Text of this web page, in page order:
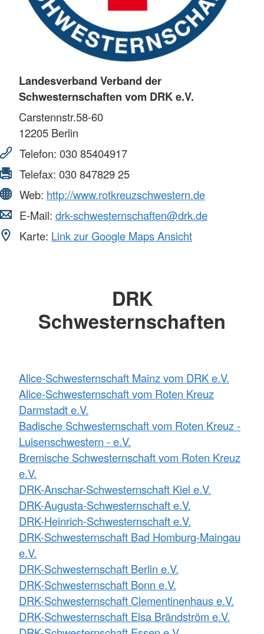
Landesverband Verband der
Schwesternschaften vom DRK e.V.
Carstennstr.58-60
12205 Berlin
Telefon: 030 85404917
Telefax: 030 847829 25
Web: http://www.rotkreuzschwestern.de
E-Mail: drk-schwesternschaften@drk.de
Karte: Link zur Google Maps Ansicht
DRK
Schwesternschaften
Alice-Schwesternschaft Mainz vom DRK e.V.
Alice-Schwesternschaft vom Roten Kreuz
Darmstadt e.V.
Badische Schwesternschaft vom Roten Kreuz -
Luisenschwestern - e.V.
Bremische Schwesternschaft vom Roten Kreuz
e.V.
DRK-Anschar-Schwesternschaft Kiel e.V.
DRK-Augusta-Schwesternschaft e.V.
DRK-Heinrich-Schwesternschaft e.V.
DRK-Schwesternschaft Bad Homburg-Maingau
e.V.
DRK-Schwesternschaft Berlin e.V.
DRK-Schwesternschaft Bonn e.V.
DRK-Schwesternschaft Clementinenhaus e.V.
DRK-Schwesternschaft Elsa Brändström e.V.